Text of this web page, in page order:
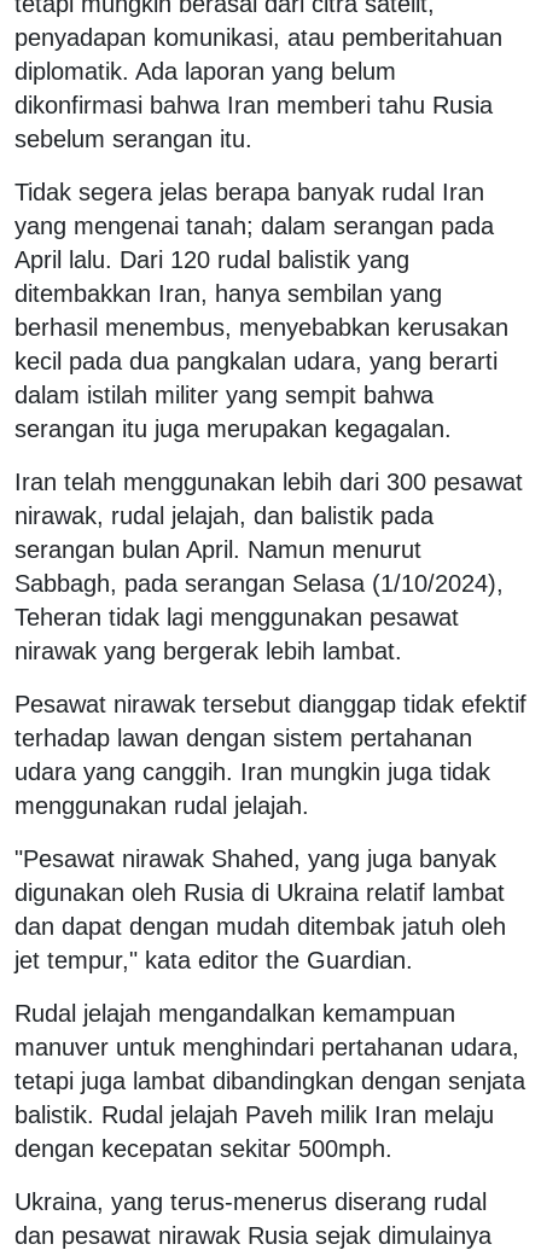
penyadapan komunikasi, atau pemberitahuan
diplomatik. Ada laporan yang belum
dikonfirmasi bahwa Iran memberi tahu Rusia
sebelum serangan itu.
Tidak segera jelas berapa banyak rudal Iran
yang mengenai tanah; dalam serangan pada
April lalu. Dari 120 rudal balistik yang
ditembakkan Iran, hanya sembilan yang
berhasil menembus, menyebabkan kerusakan
kecil pada dua pangkalan udara, yang berarti
dalam istilah militer yang sempit bahwa
serangan itu juga merupakan kegagalan.
Iran telah menggunakan lebih dari 300 pesawat
nirawak, rudal jelajah, dan balistik pada
serangan bulan April. Namun menurut
Sabbagh, pada serangan Selasa (1/10/2024),
Teheran tidak lagi menggunakan pesawat
nirawak yang bergerak lebih lambat.
Pesawat nirawak tersebut dianggap tidak efektif
terhadap lawan dengan sistem pertahanan
udara yang canggih. Iran mungkin juga tidak
menggunakan rudal jelajah.
"Pesawat nirawak Shahed, yang juga banyak
digunakan oleh Rusia di Ukraina relatif lambat
dan dapat dengan mudah ditembak jatuh oleh
jet tempur," kata editor the Guardian.
Rudal jelajah mengandalkan kemampuan
manuver untuk menghindari pertahanan udara,
tetapi juga lambat dibandingkan dengan senjata
balistik. Rudal jelajah Paveh milik Iran melaju
dengan kecepatan sekitar 500mph.
Ukraina, yang terus-menerus diserang rudal
dan pesawat nirawak Rusia sejak dimulainya